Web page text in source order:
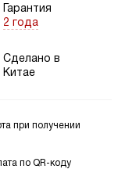
Гарантия
2 года
Сделано в
Китае
при получении
по QR-коду